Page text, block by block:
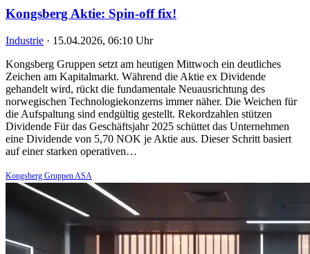
Kongsberg Aktie: Spin-off fix!
Industrie · 15.04.2026, 06:10 Uhr
Kongsberg Gruppen setzt am heutigen Mittwoch ein deutliches
Zeichen am Kapitalmarkt. Während die Aktie ex Dividende
gehandelt wird, rückt die fundamentale Neuausrichtung des
norwegischen Technologiekonzerns immer näher. Die Weichen für
die Aufspaltung sind endgültig gestellt. Rekordzahlen stützen
Dividende Für das Geschäftsjahr 2025 schüttet das Unternehmen
eine Dividende von 5,70 NOK je Aktie aus. Dieser Schritt basiert
auf einer starken operativen…
Kongsberg Gruppen ASA